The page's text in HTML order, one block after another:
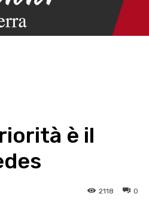
è il
0
2118